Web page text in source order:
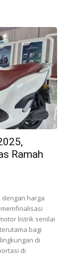
Ramah
harga
listrik senilai
bagi
di
di